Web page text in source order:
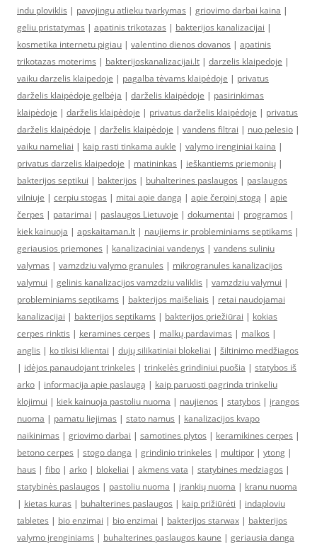
indu ploviklis | pavojingu atlieku tvarkymas | griovimo darbai kaina |
geliu pristatymas | apatinis trikotazas | bakterijos kanalizacijai |
kosmetika internetu pigiau | valentino dienos dovanos | apatinis
trikotazas moterims | bakterijoskanalizacijai.lt | darzelis klaipedoje |
vaiku darzelis klaipedoje | pagalba tėvams klaipėdoje | privatus
darželis klaipėdoje gelbėja | darželis klaipėdoje | pasirinkimas
klaipėdoje | darželis klaipėdoje | privatus darželis klaipėdoje | privatus
darželis klaipėdoje | darželis klaipėdoje | vandens filtrai | nuo pelesio |
vaiku nameliai | kaip rasti tinkama aukle | valymo irenginiai kaina |
privatus darzelis klaipedoje | matininkas | ieškantiems priemonių |
bakterijos septikui | bakterijos | buhalterines paslaugos | paslaugos
vilniuje | cerpiu stogas | mitai apie dangą | apie čerpinį stogą | apie
čerpes | patarimai | paslaugos Lietuvoje | dokumentai | programos |
kiek kainuoja | apskaitaman.lt | naujiems ir probleminiams septikams |
geriausios priemones | kanalizaciniai vandenys | vandens suliniu
valymas | vamzdziu valymo granules | mikrogranules kanalizacijos
valymui | gelinis kanalizacijos vamzdziu valiklis | vamzdziu valymui |
probleminiams septikams | bakterijos maišeliais | retai naudojamai
kanalizacijai | bakterijos septikams | bakterijos priežiūrai | kokias
cerpes rinktis | keramines cerpes | malkų pardavimas | malkos |
anglis | ko tikisi klientai | dujų silikatiniai blokeliai | šiltinimo medžiagos
| idėjos panaudojant trinkeles | trinkelės grindiniui puošia | statybos iš
arko | informacija apie paslaugą | kaip paruosti pagrinda trinkeliu
klojimui | kiek kainuoja pastoliu nuoma | naujienos | statybos | įrangos
nuoma | pamatu liejimas | stato namus | kanalizacijos kvapo
naikinimas | griovimo darbai | samotines plytos | keramikines cerpes |
betono cerpes | stogo danga | grindinio trinkeles | multipor | ytong |
haus | fibo | arko | blokeliai | akmens vata | statybines medziagos |
statybinės paslaugos | pastoliu nuoma | įrankių nuoma | kranu nuoma
| kietas kuras | buhalterines paslaugos | kaip prižiūrėti | indaploviu
tabletes | bio enzimai | bio enzimai | bakterijos starwax | bakterijos
valymo įrenginiams | buhalterines paslaugos kaune | geriausia danga